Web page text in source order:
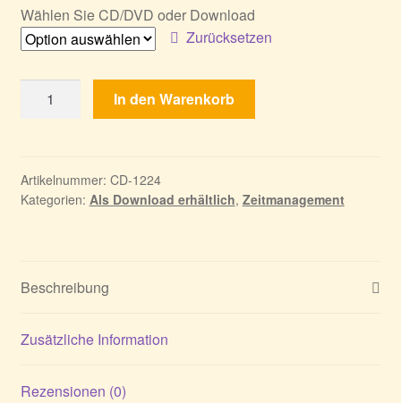
Wählen Sie CD/DVD oder Download
Zurücksetzen
Rettungsteam
aus
dem
In den Warenkorb
Artikelnummer: CD-1224
Kategorien: Als Download erhältlich, Zeitmanagement
Beschreibung
Zusätzliche Information
Rezensionen (0)